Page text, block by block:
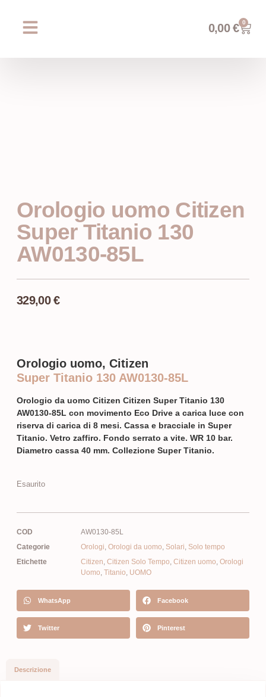
0,00€ 0
Orologio uomo Citizen
Super Titanio 130
AW0130-85L
329,00€
Orologio uomo, Citizen
Super Titanio 130 AW0130-85L
Orologio da uomo Citizen Citizen Super Titanio 130
AW0130-85L con movimento Eco Drive a carica luce con
riserva di carica di 8 mesi. Cassa e bracciale in Super
Titanio. Vetro zaffiro. Fondo serrato a vite. WR 10 bar.
Diametro cassa 40 mm. Collezione Super Titanio.
Esaurito
COD
AW0130-85L
Categorie
Orologi, Orologi da uomo, Solari, Solo tempo
Etichette
Citizen, Citizen Solo Tempo, Citizen uomo, Orologi
Uomo, Titanio, UOMO
WhatsApp Facebook
Twitter Pinterest
Descrizione